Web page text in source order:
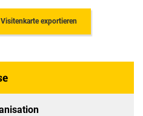
Visitenkarte exportieren